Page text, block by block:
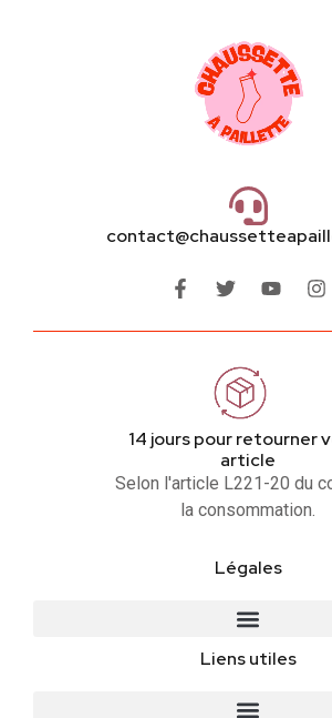
14 jours pour retourner
article
Selon l'article L221-20 du
la consommation.
Légales
Liens utiles